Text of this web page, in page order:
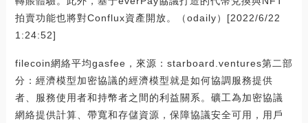
拍賣功能也將對Conflux資產開放。（odaily）[2022/6/22
1:24:52]
filecoin網絡平均gasfee，來源：starboard.ventures第二部
分：經濟模型加密協議的經濟模型就是如何協調服務提供
者、服務使用者和持幣者之間的利益關系。礦工為加密協議
網絡提供計算、帶寬和存儲資源，保障協議安全可用，用戶